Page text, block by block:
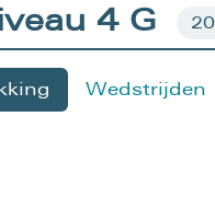
4 G
Wedstrijden